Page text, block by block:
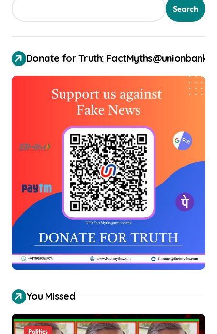
Search
Donate for Truth: FactMyths@unionbank
You Missed
Politics